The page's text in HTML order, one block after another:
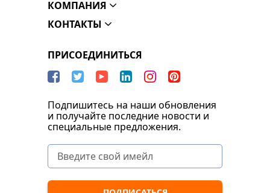
КОМПАНИЯ
КОНТАКТЫ
ПРИСОЕДИНИТЬСЯ
Подпишитесь на наши обновления
и получайте последние новости и
специальные предложения.